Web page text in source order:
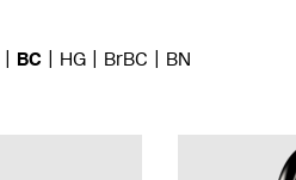
BC HG BrBC
BN